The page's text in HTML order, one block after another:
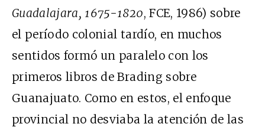
Guadalajara, 1675-1820, FCE, 1986) sobre
el período colonial tardío, en muchos
sentidos formó un paralelo con los
primeros libros de Brading sobre
Guanajuato. Como en estos, el enfoque
provincial no desviaba la atención de las